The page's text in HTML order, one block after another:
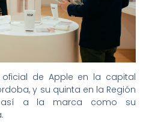
de Apple en la capital
y su quinta en la Región
así a la marca como su